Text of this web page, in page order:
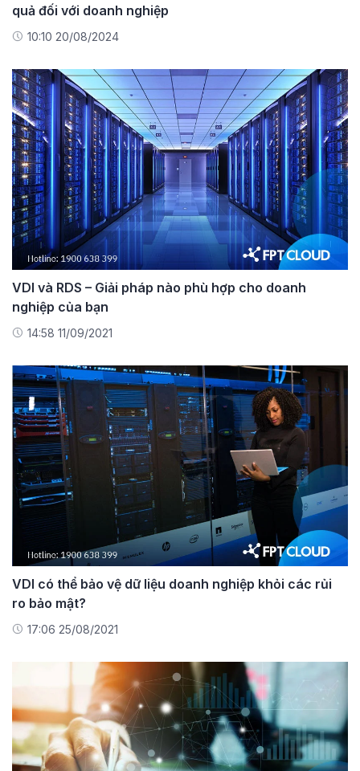
quả đối với doanh nghiệp
10:10 20/08/2024
VDI và RDS – Giải pháp nào phù hợp cho doanh
nghiệp của bạn
14:58 11/09/2021
VDI có thể bảo vệ dữ liệu doanh nghiệp khỏi các rủi
ro bảo mật?
17:06 25/08/2021